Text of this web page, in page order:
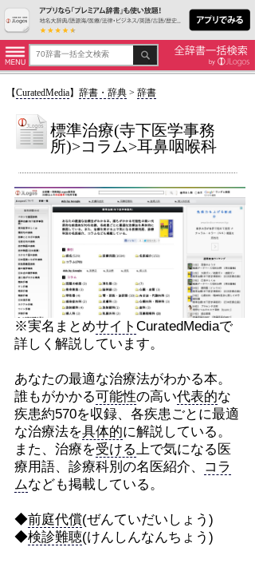
【CuratedMedia】 辞書・辞典> 辞書
標準治療(寺下医学事務
所)>コラム>耳鼻咽喉科
※実名まとめサイト CuratedMediaで
詳しく解説しています。
あなたの最適な治療法がわかる本。
誰もがかかる可能性の高い代表的な
疾患約570を収録、各疾患ごとに最適
な治療法を具体的に解説している。
また、治療を受ける 上で気になる医
療用語、診療科別の名医紹介、
コラ
ムなども掲載している。
◆前庭代償(ぜんていだいしょう)
◆検診難聴(けんしんなんちょう)